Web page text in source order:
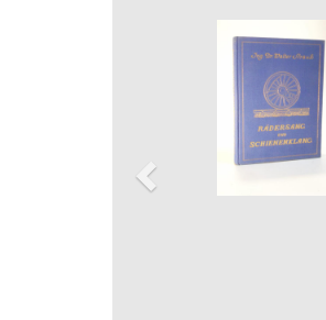
Previous